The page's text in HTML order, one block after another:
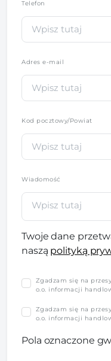
Telefon
Adres e-mail
Kod pocztowy/Powiat
Wiadomość
Twoje dane
naszą polityką
Zgadzam się na
o.o. informacji
Zgadzam się na
o.o. informacji
Pola oznaczone